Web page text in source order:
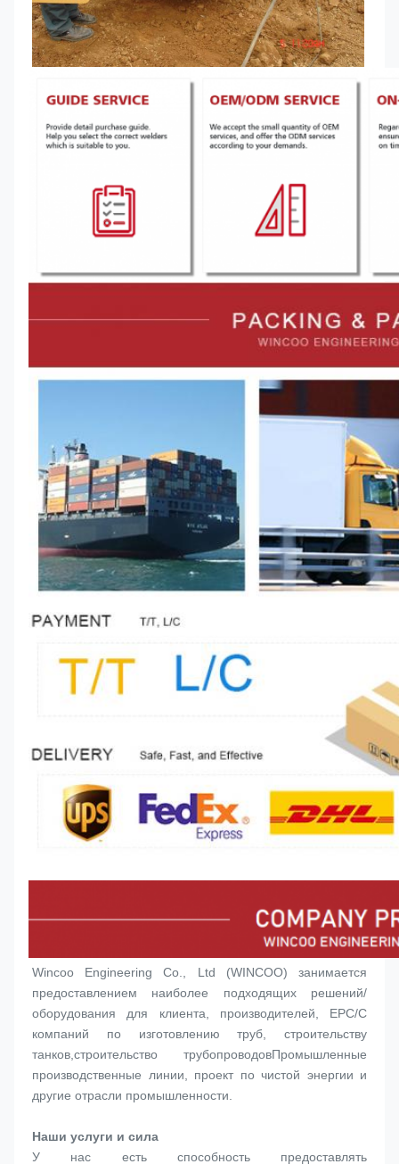
Wincoo Engineering Co., Ltd (WINCOO) занимается
предоставлением наиболее подходящих решений/
оборудования для клиента, производителей, EPC/C
компаний по изготовлению труб, строительству
танков,строительство трубопроводовПромышленные
производственные линии, проект по чистой энергии и
другие отрасли промышленности.
Наши услуги и сила
У нас есть способность предоставлять